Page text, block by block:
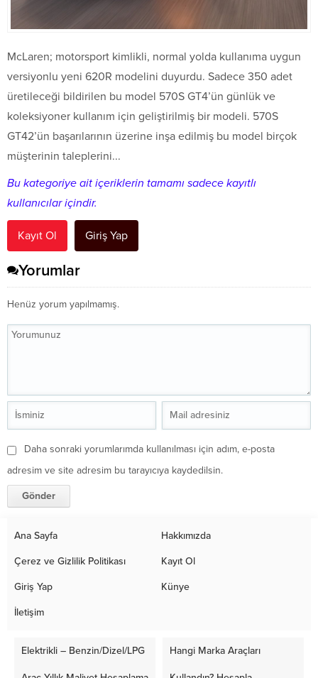
McLaren; motorsport kimlikli, normal yolda kullanıma uygun
versiyonlu yeni 620R modelini duyurdu. Sadece 350 adet
üretileceği bildirilen bu model 570S GT4’ün günlük ve
koleksiyoner kullanım için geliştirilmiş bir modeli. 570S
GT42’ün başarılarının üzerine inşa edilmiş bu model birçok
müşterinin taleplerini...
Bu kategoriye ait içeriklerin tamamı sadece kayıtlı
kullanıcılar içindir.
Kayıt Ol Giriş Yap
Yorumlar
Henüz yorum yapılmamış.
Daha sonraki yorumlarımda kullanılması için adım, e-posta
adresim ve site adresim bu tarayıcıya kaydedilsin.
Ana Sayfa Hakkımızda
Çerez ve Gizlilik Politikası Kayıt Ol
Giriş Yap Künye
İletişim
Elektrikli – Benzin/Dizel/LPG Hangi Marka Araçları